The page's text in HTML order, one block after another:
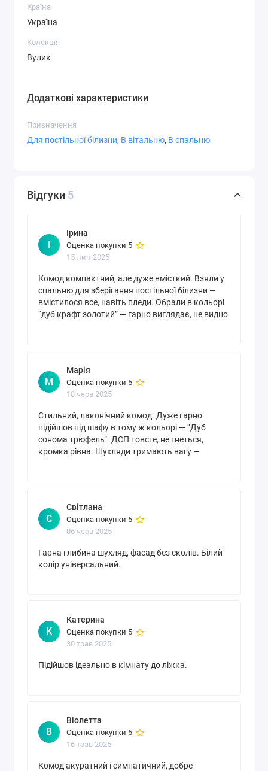
Країна
Україна
Колекція
Вулик
Додаткові характеристики
Призначення
Для постільної білизни, В вітальню, В спальню
Відгуки 5
Ірина
Оценка покупки 5
15 лип 2025
Комод компактний, але дуже вмісткий. Взяли у
спальню для зберігання постільної білизни —
вмістилося все, навіть пледи. Обрали в кольорі
“дуб крафт золотий” — гарно виглядає, не видно
М
Марія
Оценка покупки 5
18 черв 2025
Стильний, лаконічний комод. Дуже гарно
підійшов під шафу в тому ж кольорі — “Дуб
сонома трюфель”. ДСП товсте, не гнеться,
кромка рівна. Шухляди тримають вагу —
С
Світлана
Оценка покупки 5
06 черв 2025
Гарна глибина шухляд, фасад без сколів. Білий
колір універсальний.
К
Катерина
Оценка покупки 5
30 трав 2025
Підійшов ідеально в кімнату до ліжка.
В
Віолетта
Оценка покупки 5
16 трав 2025
Комод акуратний і симпатичний, добре